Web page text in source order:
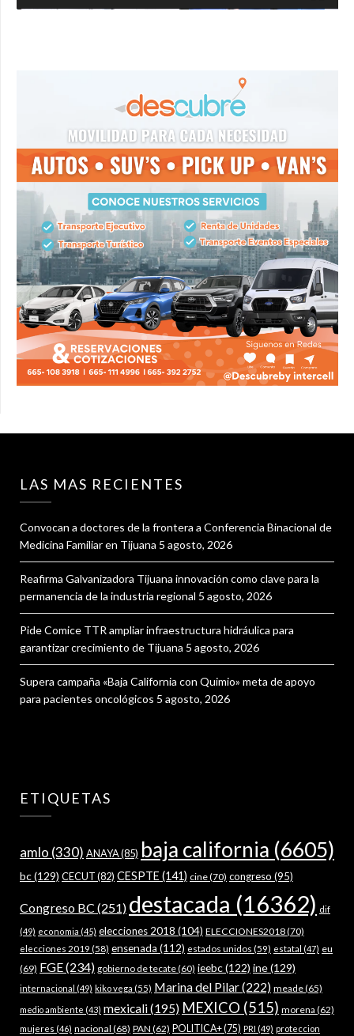
LAS MAS RECIENTES
Convocan a doctores de la frontera a Conferencia Binacional de
Medicina Familiar en Tijuana 5 agosto, 2026
Reafirma Galvanizadora Tijuana innovación como clave para la
permanencia de la industria regional 5 agosto, 2026
Pide Comice TTR ampliar infraestructura hidráulica para
garantizar crecimiento de Tijuana 5 agosto, 2026
Supera campaña «Baja California con Quimio» meta de apoyo
para pacientes oncológicos 5 agosto, 2026
ETIQUETAS
amlo (330) ANAYA(85) baja california (6605)
bc(129) CECUT(82) CESPTE (141) cine(70) congreso (95)
Congreso BC (251) destacada (16362) dif
(49) economia (45) elecciones 2018 (104) ELECCIONES2018(70)
elecciones 2019 (58) ensenada (112) estados unidos (59) estatal (47) eu
(69) FGE(234) gobierno de tecate(60) ieebc(122) ine(129)
internacional (49) kiko vega (55) Marina del Pilar(222) meade(65)
medio ambiente (43) mexicali(195) MEXICO (515) morena (62)
mujeres (46) nacional (68) PAN (62) POLITICA+(75) PRI (49) proteccion